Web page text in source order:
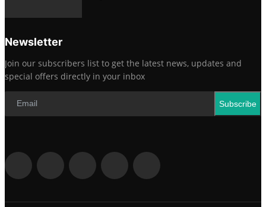
Newsletter
Join our subscribers list to get the latest news, updates and
special offers directly in your inbox
Subscribe